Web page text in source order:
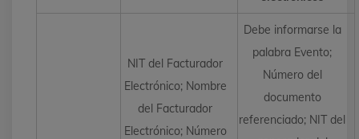
NIT del Facturador
Electrónico; Nombre
del Facturador
Electrónico; Número
Debe informarse la
palabra Evento;
Número del
documento
referenciado; NIT del